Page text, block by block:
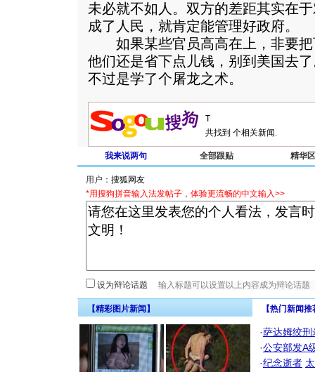
未必就不如人。双方的差距其实在
成了人民，就肯定能管理好政府。
如果某些官员高高在上，非要把
他们还是省下点儿钱，别到美国去
不过是学了个屠龙之术。
共找到 个相关新闻.
我来说两句 全部跟贴 精华区
用户：
*用搜狗拼音输入法发帖子，体验更流畅的中文输入>>
设为辩论话题
【精彩图片新闻】 【热门新闻
·萨达姆绞刑
·公安部发A
·纪念逝者